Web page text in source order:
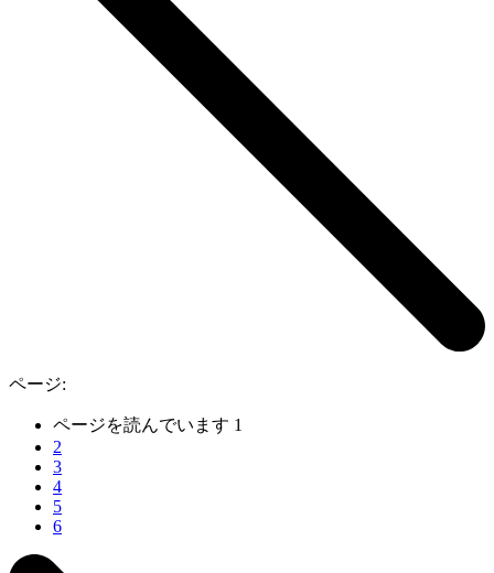
ページ:
ページを読んでいます 1
2
3
4
5
6